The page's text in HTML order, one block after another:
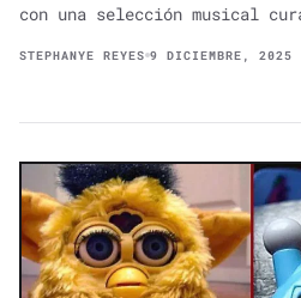
con una selección musical
STEPHANYE REYES 9 DICIEMBRE, 2025